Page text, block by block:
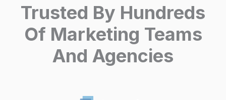
Trusted By Hundreds
Of Marketing Teams
And Agencies